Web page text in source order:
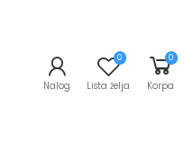
Nalog
0
Lista želja
0
Korpa